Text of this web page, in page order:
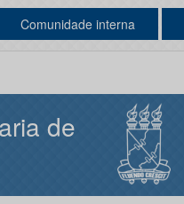
Comunidade interna
de